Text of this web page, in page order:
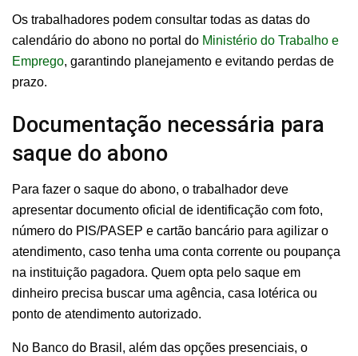
Os trabalhadores podem consultar todas as datas do
calendário do abono no portal do Ministério do Trabalho e
Emprego, garantindo planejamento e evitando perdas de
prazo.
Documentação necessária para
saque do abono
Para fazer o saque do abono, o trabalhador deve
apresentar documento oficial de identificação com foto,
número do PIS/PASEP e cartão bancário para agilizar o
atendimento, caso tenha uma conta corrente ou poupança
na instituição pagadora. Quem opta pelo saque em
dinheiro precisa buscar uma agência, casa lotérica ou
ponto de atendimento autorizado.
No Banco do Brasil, além das opções presenciais, o